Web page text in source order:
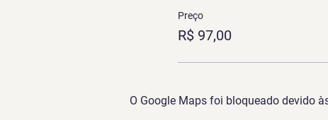
Preço
R$ 97,00
O Google Maps foi bloqueado devido